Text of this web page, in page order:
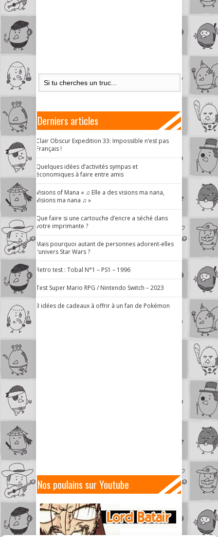
Derniers articles
Clair Obscur Expedition 33: Impossible n’est pas
Français !
Quelques idées d’activités sympas et
économiques à faire entre amis
Visions of Mana « ♫ Elle a des visions ma nana,
Visions ma nana ♫ »
Que faire si une cartouche d’encre a séché dans
votre imprimante ?
Mais pourquoi autant de personnes adorent-elles
l’univers Star Wars ?
Retro test : Tobal N°1 – PS1 – 1996
Test Super Mario RPG / Nintendo Switch – 2023
3 idées de cadeaux à offrir à un fan de Pokémon
Nos poulains sur Youtube